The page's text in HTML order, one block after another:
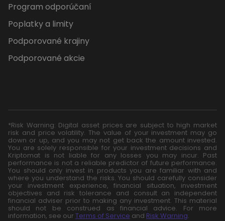
Program odporúčaní
Poplatky a limity
Podporované krajiny
Podporované akcie
*Risk Warning: Digital asset prices are subject to high market
risk and price volatility. The value of your investment may go
down or up, and you may not get back the amount invested.
You are solely responsible for your investment decisions and
Kriptomat is not liable for any losses you may incur. Past
performance is not a reliable predictor of future performance.
You should only invest in products you are familiar with and
where you understand the risks. You should carefully consider
your investment experience, financial situation, investment
objectives and risk tolerance and consult an independent
financial adviser prior to making any investment. This material
should not be construed as financial advice. For more
information, see our Terms of Service and Risk Warning.